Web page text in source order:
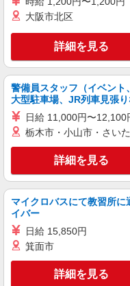
キープ
正社員
ALLSAINTS
［1］販
フ
［正
を12分
経験・ス
決定し
遇・給与
時間外勤
※交通費
不安な
［2］月
月後（同
千葉
ットパー
キープ
正社員
DIESEL OUTLET 木更津
ショッ
月給
大阪市北区
詳細を見る
警備員スタッフ（イベント
大型駐車場、JR列車見張り
日給 11,000円〜12,100
栃木市・小山市・さい
詳細を見る
マイクロバスにて教習所に
イバー
日給 15,850円
箕面市
詳細を見る